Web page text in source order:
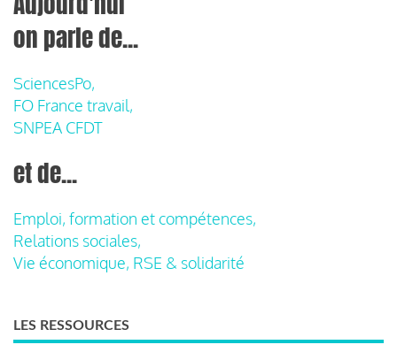
on parle de...
SciencesPo,
FO France travail,
SNPEA CFDT
et de...
Emploi, formation et compétences,
Relations sociales,
Vie économique, RSE & solidarité
LES RESSOURCES